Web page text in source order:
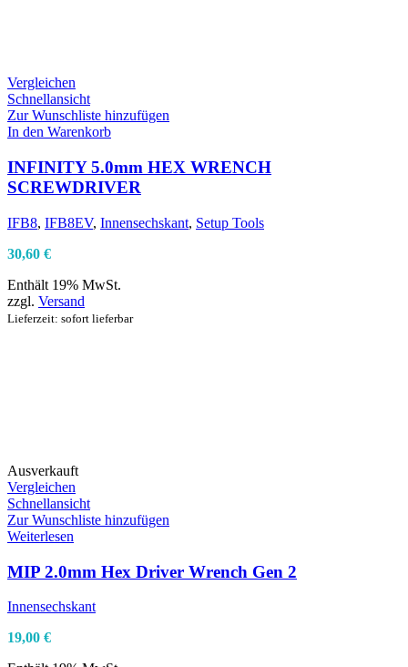
Vergleichen
Schnellansicht
Zur Wunschliste hinzufügen
In den Warenkorb
INFINITY 5.0mm HEX WRENCH
SCREWDRIVER
IFB8, IFB8EV, Innensechskant, Setup Tools
30,60 €
Enthält 19% MwSt.
zzgl. Versand
Lieferzeit: sofort lieferbar
Ausverkauft
Vergleichen
Schnellansicht
Zur Wunschliste hinzufügen
Weiterlesen
MIP 2.0mm Hex Driver Wrench Gen 2
Innensechskant
19,00 €